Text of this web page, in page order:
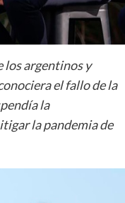
los argentinos y
el fallo de la
la
la pandemia de